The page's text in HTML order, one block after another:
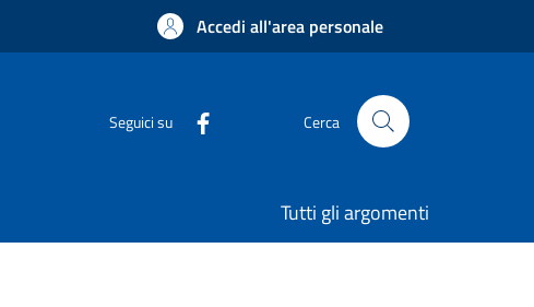
Accedi all'area personale
Seguici su Cerca
Tutti gli argomenti